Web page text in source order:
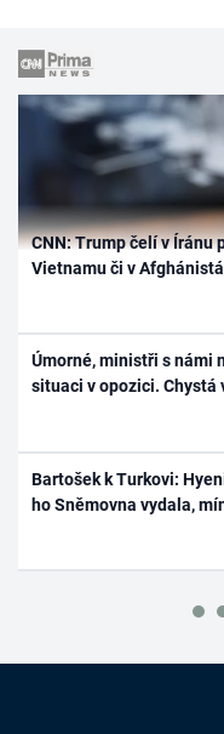
CNN: Trump čelí v Íránu
Vietnamu či v
Úmorné, ministři s námi
situaci v opozici. Chystá
Bartošek k Turkovi:
ho Sněmovna vydala,